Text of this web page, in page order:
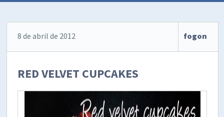
8 de abril de 2012 fogon
RED VELVET CUPCAKES